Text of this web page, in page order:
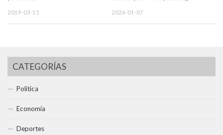
2019-03-15 2026-01-07
CATEGORÍAS
Política
Economía
Deportes